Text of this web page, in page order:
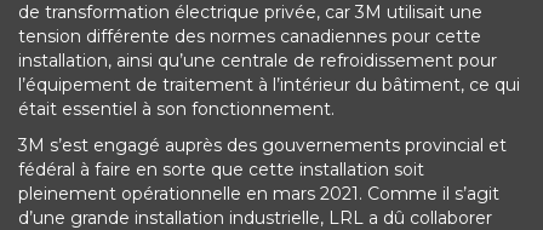
de transformation électrique privée, car 3M utilisait une
tension différente des normes canadiennes pour cette
installation, ainsi qu’une centrale de refroidissement pour
l’équipement de traitement à l’intérieur du bâtiment, ce qui
était essentiel à son fonctionnement.
3M s’est engagé auprès des gouvernements provincial et
fédéral à faire en sorte que cette installation soit
pleinement opérationnelle en mars 2021. Comme il s’agit
d’une grande installation industrielle, LRL a dû collaborer